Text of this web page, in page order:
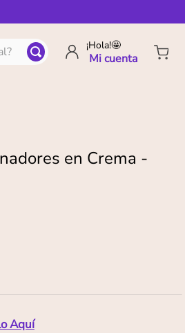
¡Hola!🤩
en Crema -
Aquí